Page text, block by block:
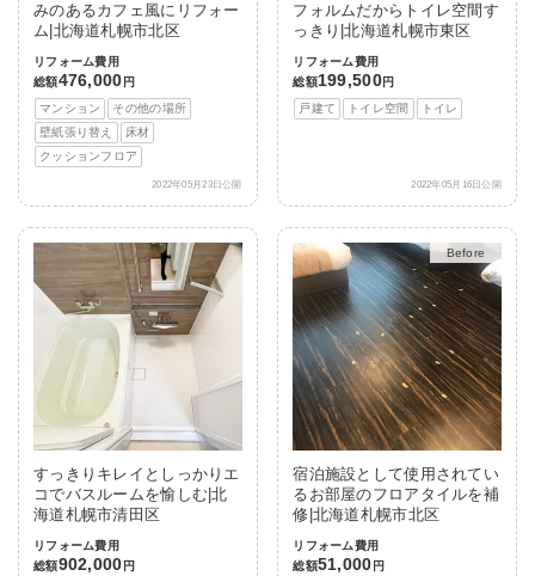
みのあるカフェ風にリフォー
ム|北海道札幌市北区
リフォーム費用
総額476,000 円
マンション
その他の場所
壁紙張り替え
床材
クッションフロア
2022年05月23日公開
フォルムだからトイレ空間す
っきり|北海道札幌市東区
リフォーム費用
総額199,500円
戸建て
トイレ空間 トイレ
2022年05月16日公開
すっきりキレイとしっかりエ
コでバスルームを愉しむ|北
海道札幌市清田区
リフォーム費用
総額902,000 円
After
宿泊施設として使用されてい
るお部屋のフロアタイルを補
修|北海道札幌市北区
リフォーム費用
総額51,000 円